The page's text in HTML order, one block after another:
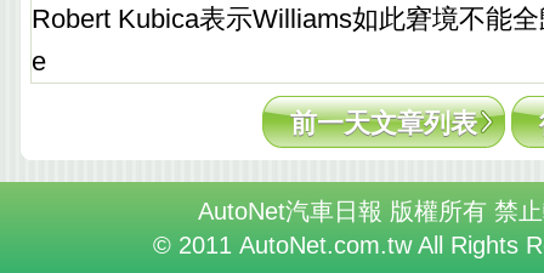
Robert Kubica表示Williams如此窘境不能
e
前一天文章列表
AutoNet汽車日報 版權所有 禁
© 2011 AutoNet.com.tw All Rights